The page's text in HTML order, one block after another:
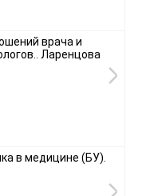
врача и
Ларенцова
в медицине (БУ).